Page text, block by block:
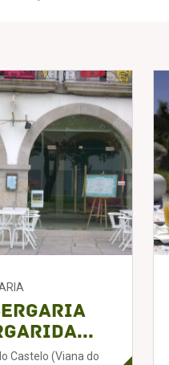
Castelo (Viana do